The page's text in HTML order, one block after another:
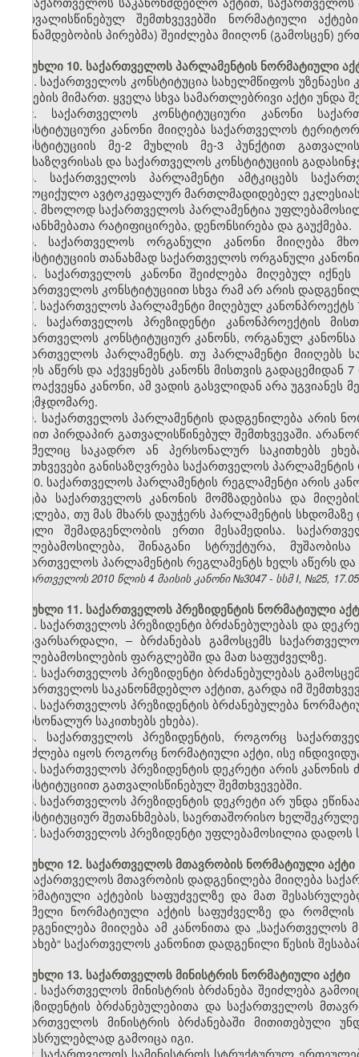
გათვალისწინებულ შემთხვევებში ნორმატიული
(თანამდებობის პირებმა) შეიძლება მიიღონ (გამოსცენ)
მუხლი 10. საქართველოს პარლამენტის ნორმატიული
1. საქართველოს კონსტიტუცია სახელმწიფოს
აქტების მიმართ. ყველა სხვა სამართლებრივი აქტი უნდა
2. საქართველოს კონსტიტუციური კანონი
კონსტიტუციური კანონი მიიღება საქართველოს
კონსტიტუციის მე-2 მუხლის მე-3 პუნქტით
განსაზღვრისას და საქართველოს კონსტიტუციის
3. საქართველოს პარლამენტი ამტკიცებს
სამოციქულო ავტოკეფალურ მართლმადიდებელ
4. მხოლოდ საქართველოს პარლამენტია
შეთანხმებათა რატიფიცირება, დენონსირება და გაუქმება.
5. საქართველოს ორგანული კანონი მიიღება
კონსტიტუციის თანახმად საქართველოს ორგანული
6. საქართველოს კანონი შეიძლება მიღებულ
საქართველოს კონსტიტუციით სხვა რამ არ არის
7. საქართველოს პარლამენტი მიღებულ კანონპროექტს
8. საქართველოს პრეზიდენტი კანონპროექტის
საქართველოს კონსტიტუციურ კანონს, ორგანულ
საქართველოს პარლამენტს. თუ პარლამენტი მიიღებს
ხელს აწერს და აქვეყნებს კანონს მისთვის
გამოაქვეყნა კანონი, ამ ვადის გასვლიდან არა
თავმჯდომარე.
9. საქართველოს პარლამენტის დადგენილება არის
აქტით პირდაპირ გათვალისწინებულ შემთხვევაში.
რომელიც საკადრო ან პერსონალურ საკითხებს
შემთხვევები განისაზღვრება საქართველოს
10. საქართველოს პარლამენტის რეგლამენტი არის
ხდება საქართველოს კანონის მომზადებისა და
ითვლება, თუ მას მხარს დაუჭერს პარლამენტის
სრული შემადგენლობის ერთი მესამედისა.
უფლებამოსილება, შინაგანი სტრუქტურა,
საქართველოს პარლამენტის რეგლამენტს ხელს აწერს
საქართველოს 2010 წლის 4 მაისის კანონი №3047 - სსმ I, №25,
მუხლი 11. საქართველოს პრეზიდენტის ნორმატიული
1. საქართველოს პრეზიდენტი ბრძანებულებას და
მთავარსარდალი, – ბრძანებას გამოსცემს
უფლებამოსილების ფარგლებში და მათ საფუძველზე.
2. საქართველოს პრეზიდენტი ბრძანებულებას
საქართველოს საკანონმდებლო აქტით, გარდა იმ
3. საქართველოს პრეზიდენტის ბრძანებულება
პერსონალურ საკითხებს ეხება).
4. საქართველოს პრეზიდენტის, როგორც
შეიძლება იყოს როგორც ნორმატიული აქტი, ისე
5. საქართველოს პრეზიდენტის დეკრეტი არის
კონსტიტუციით გათვალისწინებულ შემთხვევებში.
6. საქართველოს პრეზიდენტის დეკრეტი არ უნდა
კონსტიტუციურ შეთანხმებას, საერთაშორისო
7. საქართველოს პრეზიდენტი უფლებამოსილია დადოს
მუხლი 12. საქართველოს მთავრობის ნორმატიული აქტი
საქართველოს მთავრობის დადგენილება მიიღება
ნორმატიული აქტების საფუძველზე და მათ
რომელი ნორმატიული აქტის საფუძველზე და
დადგენილება მიიღება ამ კანონითა და
შესახებ“ საქართველოს კანონით დადგენილი წესის
მუხლი 13. საქართველოს მინისტრის ნორმატიული აქტი
1. საქართველოს მინისტრის ბრძანება შეიძლება
პრეზიდენტის ბრძანებულებითა და საქართველოს
საქართველოს მინისტრის ბრძანებაში
შესასრულებლად გამოიცა იგი.
2. საქართველოს სამინისტროს სტრუქტურულ